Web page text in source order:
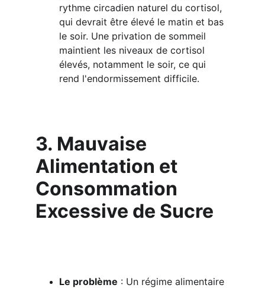
rythme circadien naturel du cortisol,
qui devrait être élevé le matin et bas
le soir. Une privation de sommeil
maintient les niveaux de cortisol
élevés, notamment le soir, ce qui
rend l'endormissement difficile.
3. Mauvaise
Alimentation et
Consommation
Excessive de Sucre
Le problème : Un régime alimentaire